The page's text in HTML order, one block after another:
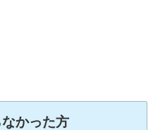
かった方